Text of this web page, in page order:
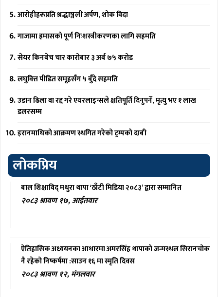
आरोहीहरूप्रति श्रद्धाञ्जली अर्पण, शोक विदा
गाजामा हमासको पूर्ण निःशस्त्रीकरणका लागि सहमति
सेयर किनबेच चार कारोबार ३ अर्ब ७५ करोड
लघुवित्त पीडित समूहसँग ५ बुँदे सहमति
उडान ढिला वा रद्द गरे एयरलाइन्सले क्षतिपूर्ति दिनुपर्ने, मृत्यु भए १ लाख
डलरसम्म
इरानमाथिको आक्रमण स्थगित गरेको ट्रम्पको दाबी
लोकप्रिय
बाल शिक्षाविद् मथुरा थापा ‘ठाँटी मिडिया २०८३’ द्वारा सम्मानित
२०८३ श्रावण १७, आईतवार
ऐतिहासिक अध्ययनका आधारमा अमरसिंह थापाको जन्मस्थल सिरानचोक
नै रहेको निष्कर्षमा :साउन १६ मा स्मृति दिवस
२०८३ श्रावण १२, मंगलवार